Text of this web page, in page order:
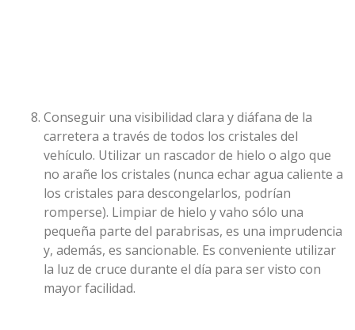
Conseguir una visibilidad clara y diáfana de la
carretera a través de todos los cristales del
vehículo. Utilizar un rascador de hielo o algo que
no arañe los cristales (nunca echar agua caliente a
los cristales para descongelarlos, podrían
romperse). Limpiar de hielo y vaho sólo una
pequeña parte del parabrisas, es una imprudencia
y, además, es sancionable. Es conveniente utilizar
la luz de cruce durante el día para ser visto con
mayor facilidad.